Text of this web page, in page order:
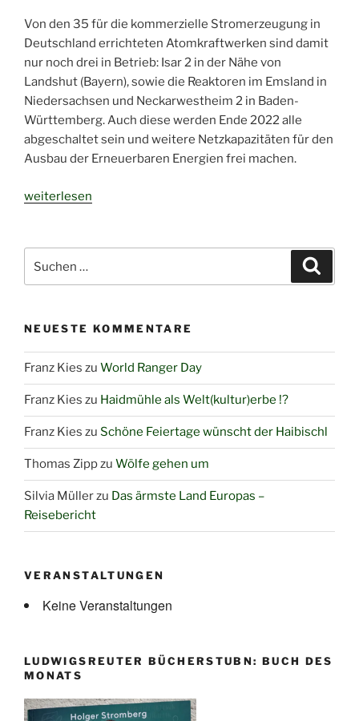
Von den 35 für die kommerzielle Stromerzeugung in
Deutschland errichteten Atomkraftwerken sind damit
nur noch drei in Betrieb: Isar 2 in der Nähe von
Landshut (Bayern), sowie die Reaktoren im Emsland in
Niedersachsen und Neckarwestheim 2 in Baden-
Württemberg. Auch diese werden Ende 2022 alle
abgeschaltet sein und weitere Netzkapazitäten für den
Ausbau der Erneuerbaren Energien frei machen.
„Das
AKW
bringt
und
verringert
die
riesigen
Atomgefahren“
weiterlesen
nach:
NEUESTE KOMMENTARE
Franz Kies zu World Ranger Day
Franz Kies zu Haidmühle als Welt(kultur)erbe !?
Franz Kies zu Schöne Feiertage wünscht der Haibischl
Thomas Zippzu Wölfe gehen um
Silvia Müllerzu Das ärmste Land Europas –
Reisebericht
VERANSTALTUNGEN
Keine Veranstaltungen
LUDWIGSREUTER BÜCHERSTUBN: BUCH DES
MONATS